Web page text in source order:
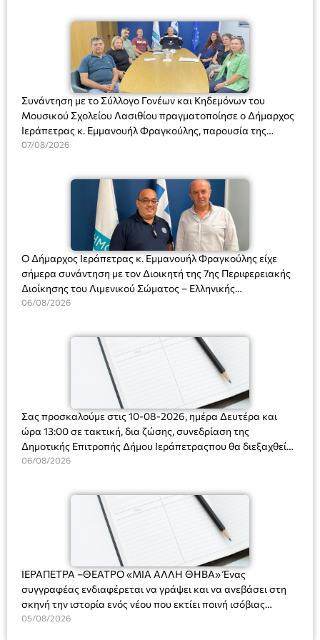
Συνάντηση με το Σύλλογο Γονέων και Κηδεμόνων του
Μουσικού Σχολείου Λασιθίου πραγματοποίησε ο Δήμαρχος
Ιεράπετρας κ. Εμμανουήλ Φραγκούλης, παρουσία της
Διευθύντριας του σχολείου κας Μαριάννας Χαΐτα.
07/08/2026
Ο Δήμαρχος Ιεράπετρας κ. Εμμανουήλ Φραγκούλης είχε
σήμερα συνάντηση με τον Διοικητή της 7ης Περιφερειακής
Διοίκησης του Λιμενικού Σώματος – Ελληνικής
Ακτοφυλακής (Λ.Σ.-ΕΛ.ΑΚΤ.), Αρχιπλοίαρχο Λ.Σ. κ. Ιωάννη
06/08/2026
Σας προσκαλούμε στις 10-08-2026, ημέρα Δευτέρα και
ώρα 13:00 σε τακτική, δια ζώσης, συνεδρίαση της
Δημοτικής Επιτροπής Δήμου Ιεράπετραςπου θα διεξαχθεί
στο Δημοτικό Κατάστημα, Δημοκρατίας 31 στην αίθουσα
και λήψη αποφάσεων στα παρακάτω θέματα:
06/08/2026
ΙΕΡΑΠΕΤΡΑ –ΘΕΑΤΡΟ «ΜΙΑ ΑΛΛΗ ΘΗΒΑ» Ένας
συγγραφέας ενδιαφέρεται να γράψει και να ανεβάσει στη
σκηνή την ιστορία ενός νέου που εκτίει ποινή ισόβιας
κάθειρξης για πατροκτονία. Ένα πολυβραβευμένο έργο για
05/08/2026